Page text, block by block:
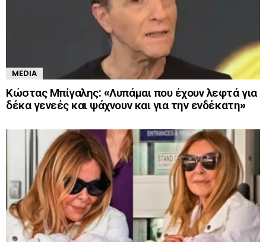
MEDIA
Κώστας Μπίγαλης: «Λυπάμαι που έχουν λεφτά για
δέκα γενεές και ψάχνουν και για την ενδέκατη»